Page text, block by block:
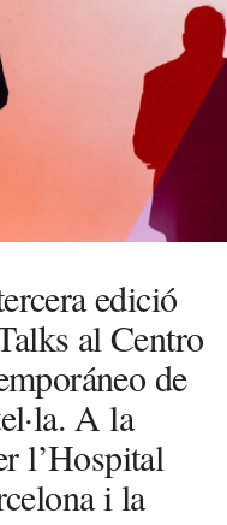
edició
al Centro
de
A la
l’Hospital
i la